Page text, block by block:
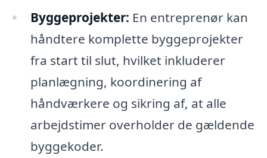
Byggeprojekter: En entreprenør kan
håndtere komplette byggeprojekter
fra start til slut, hvilket inkluderer
planlægning, koordinering af
håndværkere og sikring af, at alle
arbejdstimer overholder de gældende
byggekoder.